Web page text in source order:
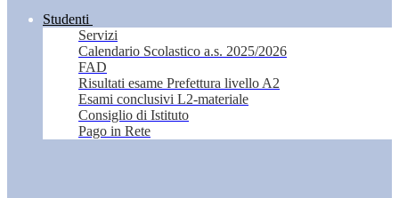
Studenti
Servizi
Calendario Scolastico a.s. 2025/2026
FAD
Risultati esame Prefettura livello A2
Esami conclusivi L2-materiale
Consiglio di Istituto
Pago in Rete